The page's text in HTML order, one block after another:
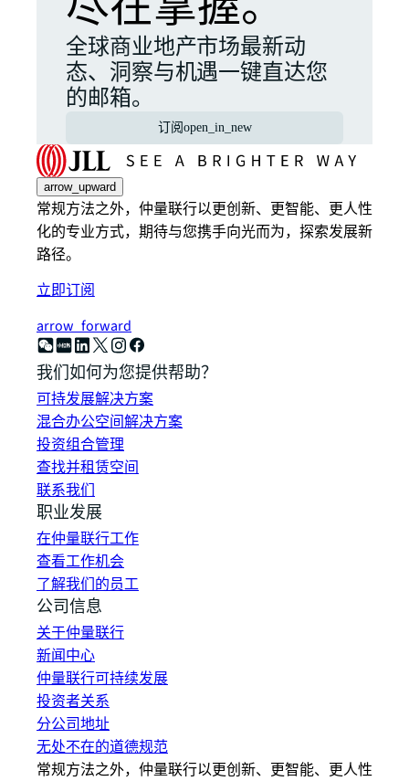
全球商业地产市场最新动
态、洞察与机遇一键直达您
的邮箱。
订阅 open_in_new
arrow_upward
常规方法之外，仲量联行以更创新、更智能、更人性
化的专业方式，期待与您携手向光而为，探索发展新
路径。
立即订阅
arrow_forward
我们如何为您提供帮助？
可持发展解决方案
混合办公空间解决方案
投资组合管理
查找并租赁空间
联系我们
职业发展
在仲量联行工作
查看工作机会
了解我们的员工
公司信息
关于仲量联行
新闻中心
仲量联行可持续发展
投资者关系
分公司地址
无处不在的道德规范
常规方法之外，仲量联行以更创新、更智能、更人性